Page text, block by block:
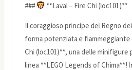
### **Laval – Fire Chi (loc101)**
Il coraggioso principe del Regno
forma potenziata e fiammeggiante
Chi (loc101)**, una delle minifigure
linea **LEGO Legends of